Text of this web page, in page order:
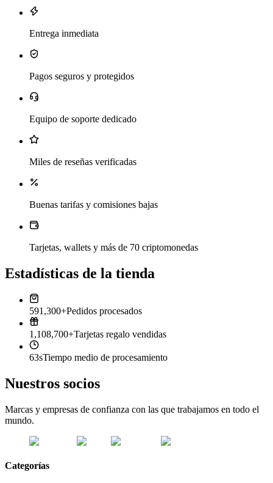
Entrega inmediata
Pagos seguros y protegidos
Equipo de soporte dedicado
Miles de reseñas verificadas
Buenas tarifas y comisiones bajas
Tarjetas, wallets y más de 70 criptomonedas
Estadísticas de la tienda
591,300+Pedidos procesados
1,108,700+Tarjetas regalo vendidas
63sTiempo medio de procesamiento
Nuestros socios
Marcas y empresas de confianza con las que trabajamos en todo el
mundo.
Categorías